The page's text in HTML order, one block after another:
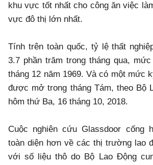
khu vực tốt nhất cho công ăn việc
vực đô thị lớn nhất.
Tính trên toàn quốc, tỷ lệ thất
3.7 phần trăm trong tháng qua,
tháng 12 năm 1969. Và có một mức
được mở trong tháng Tám, theo Bộ
hôm thứ Ba, 16 tháng 10, 2018.
Cuộc nghiên cứu Glassdoor cống
toàn diện hơn về các thị trường lao
với số liệu thô do Bộ Lao Động